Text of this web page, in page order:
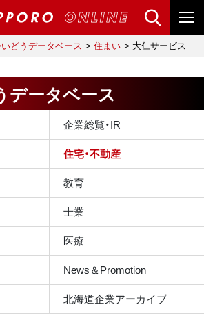
どうデータベース 住まい 大仁サービス
データベース
企業総覧・IR
住宅・不動産
教育
士業
医療
News＆Promotion
北海道企業アーカイブ